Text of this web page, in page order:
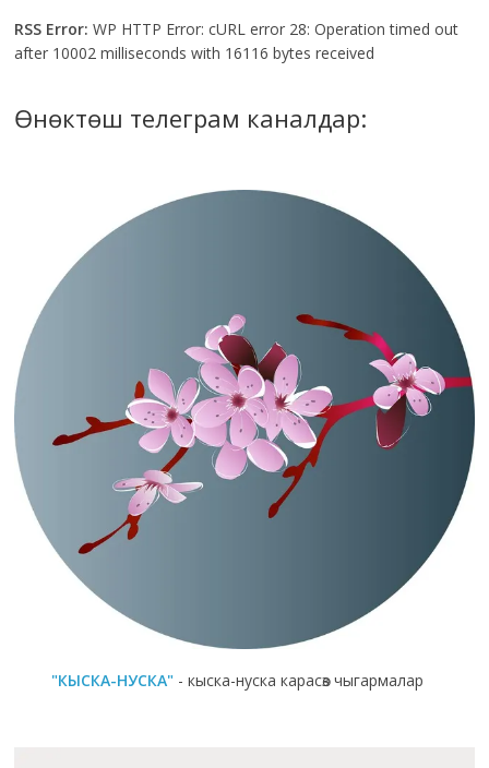
RSS Error: WP HTTP Error: cURL error 28: Operation timed out
after 10002 milliseconds with 16116 bytes received
Өнөктөш телеграм каналдар:
"КЫСКА-НУСКА" - кыска-нуска карасөз чыгармалар